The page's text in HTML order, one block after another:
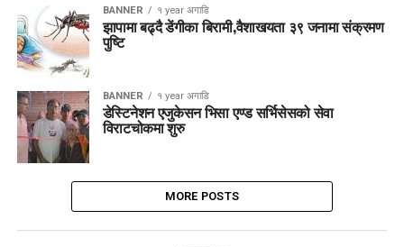
BANNER १ year अगाडि
झापामा बढ्दै डेंगीका बिरामी,वैशाखयता ३९ जनामा संक्रमण
पुष्टि
BANNER १ year अगाडि
डेस्टिनेशन एजुकेसन भिसा एण्ड सर्भिसेसको सेवा
विराटचोकमा शुरु
MORE POSTS